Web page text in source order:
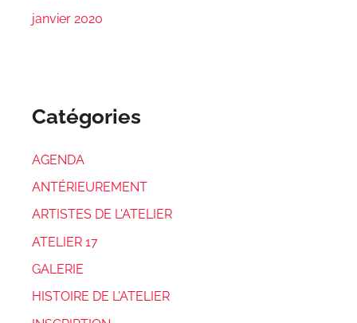
janvier 2020
Catégories
AGENDA
ANTÉRIEUREMENT
ARTISTES DE L'ATELIER
ATELIER 17
GALERIE
HISTOIRE DE L'ATELIER